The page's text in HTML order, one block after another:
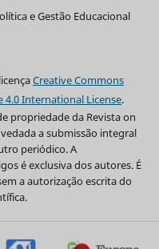
e Gestão Educacional
Creative Commons
International License.
propriedade da Revista on
a submissão integral
periódico. A
é exclusiva dos autores. É
a autorização escrita do